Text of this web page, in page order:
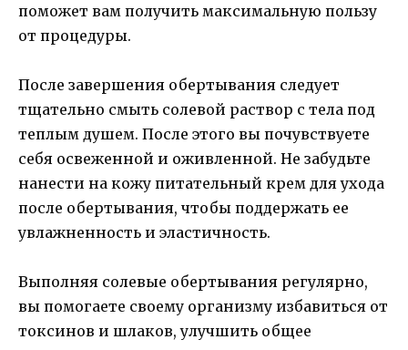
поможет вам получить максимальную пользу
от процедуры.
После завершения обертывания следует
тщательно смыть солевой раствор с тела под
теплым душем. После этого вы почувствуете
себя освеженной и оживленной. Не забудьте
нанести на кожу питательный крем для ухода
после обертывания, чтобы поддержать ее
увлажненность и эластичность.
Выполняя солевые обертывания регулярно,
вы помогаете своему организму избавиться от
токсинов и шлаков, улучшить общее